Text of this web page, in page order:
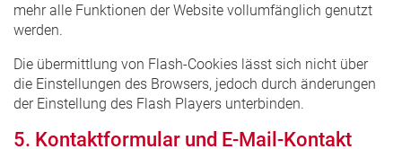
mehr alle Funktionen der Website vollumfänglich genutzt
werden.
Die übermittlung von Flash-Cookies lässt sich nicht über
die Einstellungen des Browsers, jedoch durch änderungen
der Einstellung des Flash Players unterbinden.
5. Kontaktformular und E-Mail-Kontakt